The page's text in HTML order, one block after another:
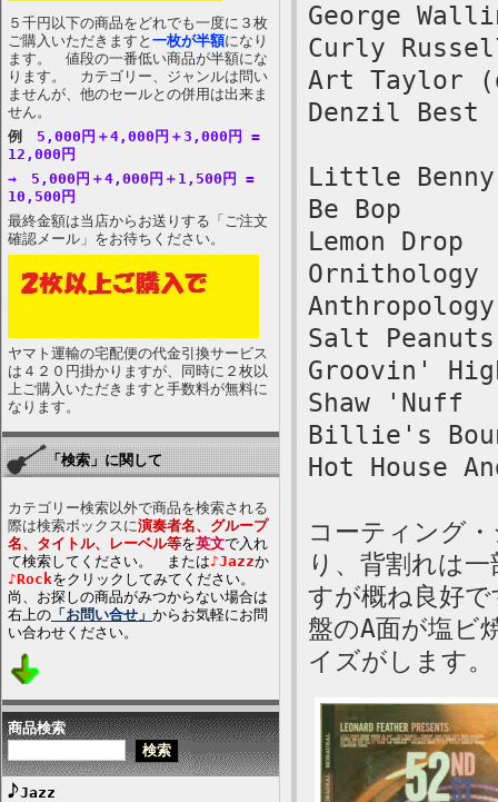
５千円以下の商品をどれでも一度に３枚
ご購入いただきますと 一枚が半額になり
ます。 値段の一番低い商品が半額にな
ります。 カテゴリー、ジャンルは問い
ませんが、他のセールとの併用は出来ま
せん。
例
5,000円＋4,000円＋3,000円 =
12,000円
→ 5,000円＋4,000円＋1,500円 =
10,500円
最終金額は当店からお送りする「ご注文
確認メール」をお待ちください。
ヤマト運輸の宅配便の代金引換サービス
は４２０円掛かりますが、同時に２枚以
上ご購入いただきますと手数料が無料に
なります。
「検索」に関して
カテゴリー検索以外で商品を検索される
際は検索ボックスに演奏者名、グループ
名、タイトル、レーベル等を英文で入れ
て検索してください。 または♪Jazzか
♪Rockをクリックしてみてください。
尚、お探しの商品がみつからない場合は
右上の 「お問い合せ」 からお気軽にお問
い合わせください。
商品検索
Jazz
George
Curly
Art Taylor
Denzil Best
Little Benny
Be Bop
Lemon Drop
Ornithology
Anthropology
Salt Peanuts
Groovin'
Shaw 'Nuff
Billie's
Hot House
コーティング
り、背割れは
すが概ね良好で
盤のA面が塩ビ
イズがします。